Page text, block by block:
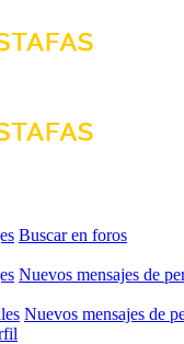
Buscar en foros
Nuevos mensajes de
Nuevos mensajes de